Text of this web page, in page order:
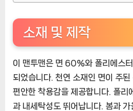
소재 및 제작
이 맨투맨은 면 60%와 폴리에스
되었습니다. 천연 소재인 면이 주
편안한 착용감을 제공합니다. 폴리
과 내세탁성도 뛰어납니다. 봄과